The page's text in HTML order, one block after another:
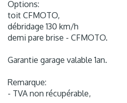
Options:
toit CFMOTO,
débridage 130 km/h
demi pare brise - CFMOTO.
Garantie garage valable 1an.
Remarque:
- TVA non récupérable,